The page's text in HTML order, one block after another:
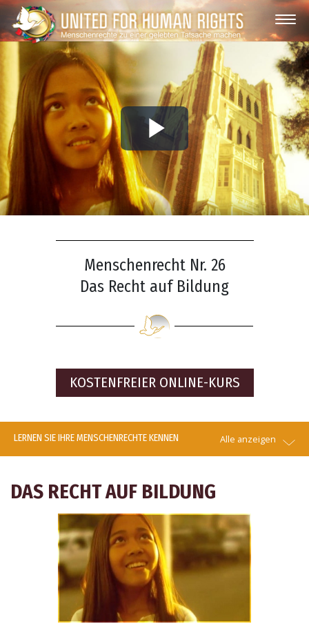
Play
Video
Menschenrecht Nr. 26
Das Recht auf Bildung
KOSTENFREIER ONLINE-KURS
LERNEN SIE IHRE MENSCHENRECHTE KENNEN Alle anzeigen
DAS RECHT AUF BILDUNG